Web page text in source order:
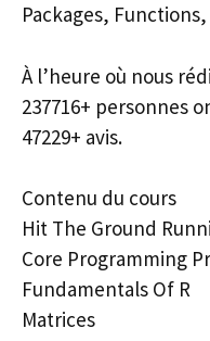
Packages,
À l’heure où nous
237716+ personnes
47229+ avis.
Contenu du cours
Hit The Ground
Core Programming
Fundamentals Of R
Matrices